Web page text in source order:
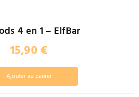
4 en 1 – ElfBar
15,90€
Ajouter au panier